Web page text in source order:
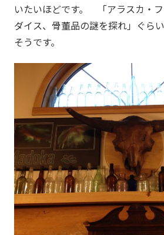
いたいほどです。 「アラスカ・
ダイス、骨董品の謎を探れ」ぐら
そうです。